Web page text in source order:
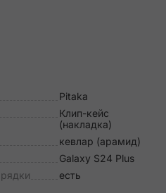
Pitaka
Клип-кейс
(накладка)
кевлар (арамид)
Galaxy S24 Plus
есть